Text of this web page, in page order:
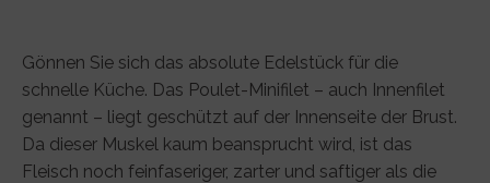
Gönnen Sie sich das absolute Edelstück für die
schnelle Küche. Das Poulet-Minifilet – auch Innenfilet
genannt – liegt geschützt auf der Innenseite der Brust.
Da dieser Muskel kaum beansprucht wird, ist das
Fleisch noch feinfaseriger, zarter und saftiger als die